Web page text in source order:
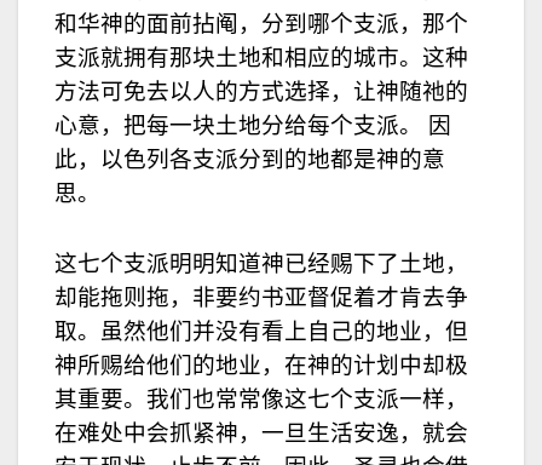
和华神的面前拈阄，分到哪个支派，那个
支派就拥有那块土地和相应的城市。这种
方法可免去以人的方式选择，让神随祂的
心意，把每一块土地分给每个支派。 因
此，以色列各支派分到的地都是神的意
思。
这七个支派明明知道神已经赐下了土地，
却能拖则拖，非要约书亚督促着才肯去争
取。虽然他们并没有看上自己的地业，但
神所赐给他们的地业，在神的计划中却极
其重要。我们也常常像这七个支派一样，
在难处中会抓紧神，一旦生活安逸，就会